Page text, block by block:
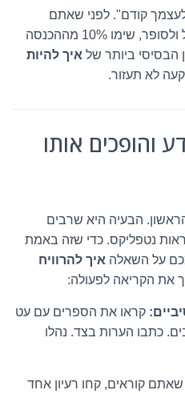
קודם". לפני שאתם
משלמים לחברת החשמל ולסופר, שימו 10% מההכנסה
הבסיסי ביותר של איך להיות
לא תעזור.
והופכים אותו
הבעיה היא שרבים
נטפליקס. כדי שזה באמת
על השאלה איך להרוויח
את הקריאה לפעולה:
קראו את הספרים עם עט
כתבו הערות בצד. נהלו
קוראים, קחו רעיון אחד